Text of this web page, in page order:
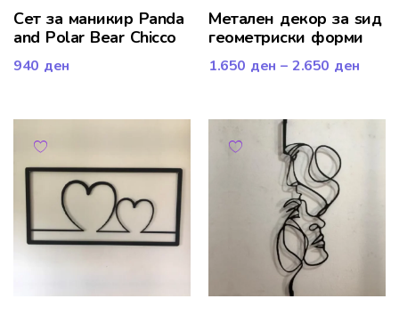
Сет за маникир Panda
and Polar Bear Chicco
940 ден
Метален декор за ѕид
геометриски форми
1.650 ден – 2.650 ден